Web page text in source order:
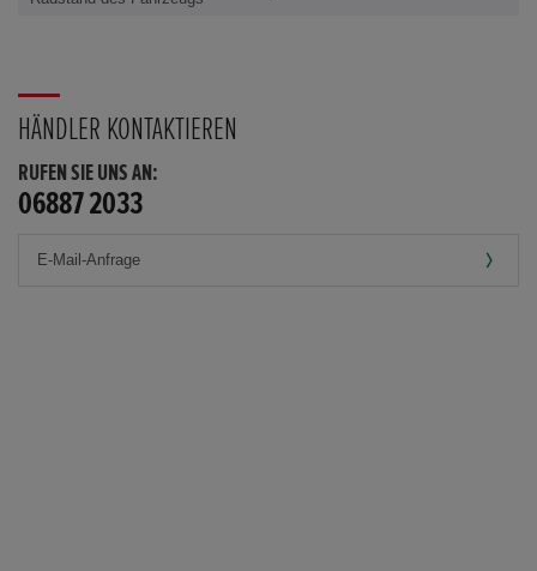
HÄNDLER KONTAKTIEREN
RUFEN SIE UNS AN:
06887 2033